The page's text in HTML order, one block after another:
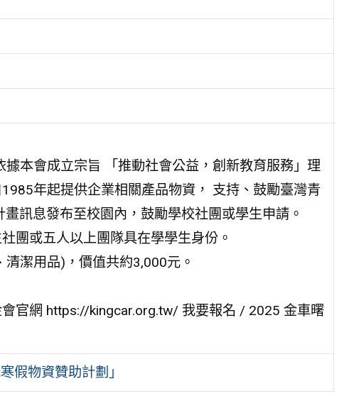
本會成立宗旨 「推動社會公益，創新教育服務」理
年起提供企業相關產品物資， 支持、鼓勵臺灣青
訊息發布至校園內，鼓勵學校社團或學生申請。
團或五人以上團隊具在學學生身份。
潔用品)，價值共約3,000元。
官網 https://kingcar.org.tw/ 我要報名 / 2025 金車曙
假物資贊助計劃」